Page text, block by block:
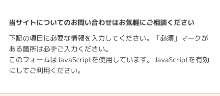
当サイトについてのお問い合わせはお気軽にご相談ください
下記の項目に必要な情報を入力してください。「必須」マークが
ある箇所は必ずご入力ください。
このフォームはJavaScriptを使用しています。JavaScriptを有効
にしてご利用ください。